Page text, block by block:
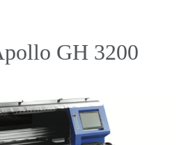
GH 3200